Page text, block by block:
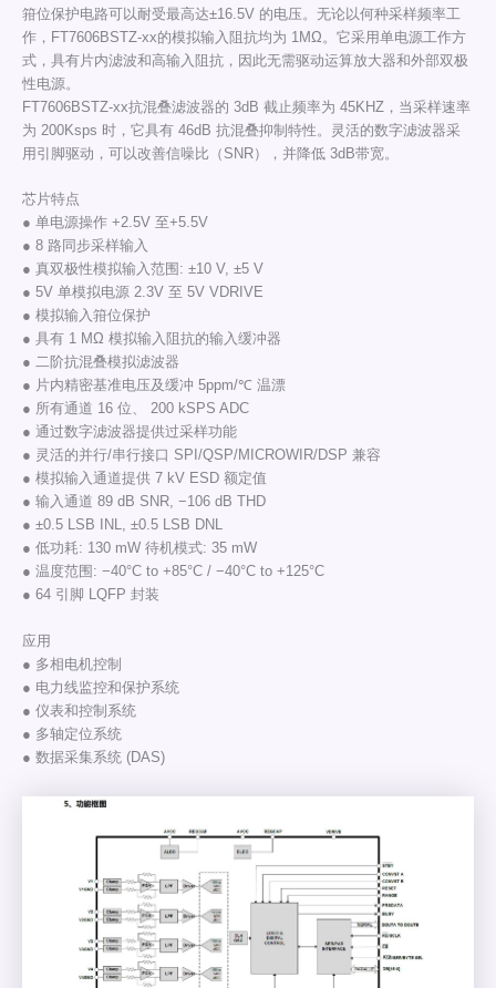
箝位保护电路可以耐受最高达±16.5V 的电压。无论以何种采样频率工
作，FT7606BSTZ-xx的模拟输入阻抗均为 1MΩ。它采用单电源工作方
式，具有片内滤波和高输入阻抗，因此无需驱动运算放大器和外部双极
性电源。
FT7606BSTZ-xx抗混叠滤波器的 3dB 截止频率为 45KHZ，当采样速率
为 200Ksps 时，它具有 46dB 抗混叠抑制特性。灵活的数字滤波器采
用引脚驱动，可以改善信噪比（SNR），并降低 3dB带宽。
芯片特点
● 单电源操作 +2.5V 至+5.5V
● 8 路同步采样输入
● 真双极性模拟输入范围: ±10 V, ±5 V
● 5V 单模拟电源 2.3V 至 5V VDRIVE
● 模拟输入箝位保护
● 具有 1 MΩ 模拟输入阻抗的输入缓冲器
● 二阶抗混叠模拟滤波器
● 片内精密基准电压及缓冲 5ppm/℃ 温漂
● 所有通道 16 位、 200 kSPS ADC
● 通过数字滤波器提供过采样功能
● 灵活的并行/串行接口 SPI/QSP/MICROWIR/DSP 兼容
● 模拟输入通道提供 7 kV ESD 额定值
● 输入通道 89 dB SNR, −106 dB THD
● ±0.5 LSB INL, ±0.5 LSB DNL
● 低功耗: 130 mW 待机模式: 35 mW
● 温度范围: −40°C to +85°C / −40°C to +125°C
● 64 引脚 LQFP 封装
应用
● 多相电机控制
● 电力线监控和保护系统
● 仪表和控制系统
● 多轴定位系统
● 数据采集系统 (DAS)